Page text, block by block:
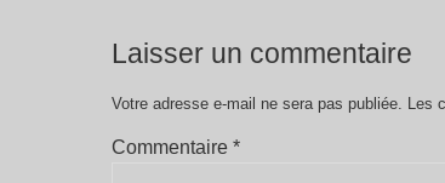
Laisser un commentaire
Votre adresse e-mail ne sera pas publiée. Les
Commentaire *